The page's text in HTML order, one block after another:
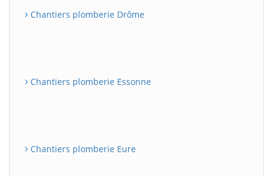
Chantiers plomberie Drôme
Chantiers plomberie Essonne
Chantiers plomberie Eure